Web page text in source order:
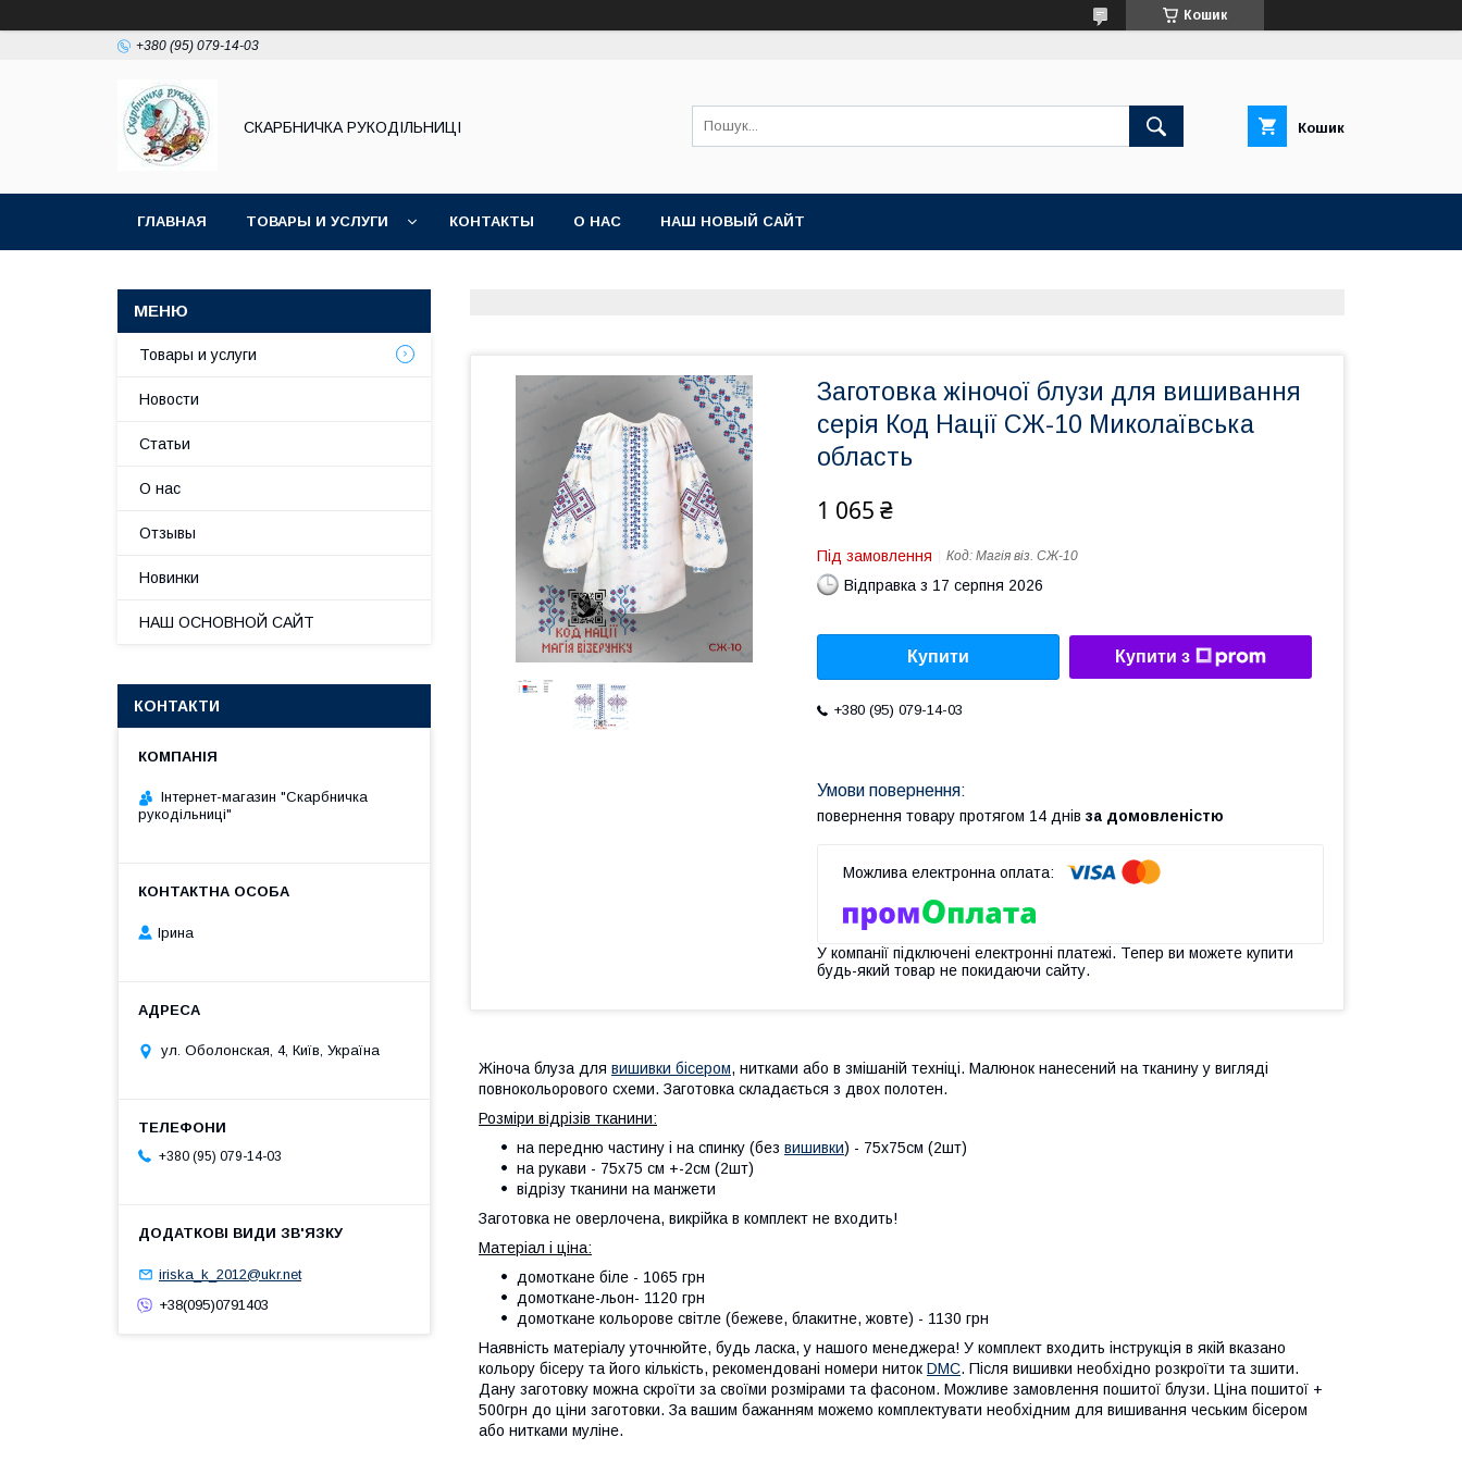
Кошик
+380 (95) 079-14-03
СКАРБНИЧКА РУКОДІЛЬНИЦІ Кошик
ГЛАВНАЯ ТОВАРЫ И УСЛУГИ КОНТАКТЫ О НАС НАШ НОВЫЙ САЙТ
Заготовка жіночої блузи для вишивання
серія Код Нації СЖ-10 Миколаївська
область
1 065 ₴
Під замовлення Код: Магiя вiз. СЖ-10
Відправка з 17 серпня 2026
Купити Купити з
+380 (95) 079-14-03
повернення товару протягом 14 днів за домовленістю
У компанії підключені електронні платежі. Тепер ви можете купити
будь-який товар не покидаючи сайту.
Жіноча блуза для вишивки бісером, нитками або в змішаній техніці. Малюнок нанесений на тканину у вигляді
повнокольорового схеми. Заготовка складається з двох полотен.
Розміри відрізів тканини:
на передню частину і на спинку (без вишивки) - 75х75см (2шт)
на рукави - 75х75 см +-2см (2шт)
відрізу тканини на манжети
Заготовка не оверлочена, викрійка в комплект не входить!
Матеріал і ціна:
домоткане біле - 1065 грн
домоткане-льон- 1120 грн
домоткане кольорове світле (бежеве, блакитне, жовте) - 1130 грн
Наявність матеріалу уточнюйте, будь ласка, у нашого менеджера! У комплект входить інструкція в якій вказано
кольору бісеру та його кількість, рекомендовані номери ниток DMC. Після вишивки необхідно розкроїти та зшити.
Дану заготовку можна скроїти за своїми розмірами та фасоном. Можливе замовлення пошитої блузи. Ціна пошитої +
500грн до ціни заготовки. За вашим бажанням можемо комплектувати необхідним для вишивання чеським бісером
або нитками муліне.
Товары и услуги
Новости
Статьи
О нас
Отзывы
Новинки
НАШ ОСНОВНОЙ САЙТ
КОНТАКТИ
Інтернет-магазин "Скарбничка
рукодільниці"
Ірина
ул. Оболонская, 4, Київ, Україна
+380 (95) 079-14-03
iriska_k_2012@ukr.net
+38(095)0791403